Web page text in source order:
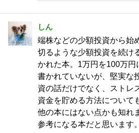
しん
端株などの少額投資から始
切るような少額投資を続け
かれた本。1万円を100万円
書かれていないが、堅実な
資の話だけでなく、ストレ
資金を貯める方法について
他の本にはない点かも知れ
参考になる本だと思います。